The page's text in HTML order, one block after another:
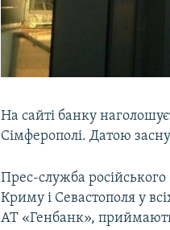
На сайті банку
Сімферополі. Датою
Прес-служба
Криму і Севастополя у
АТ «Генбанк»,